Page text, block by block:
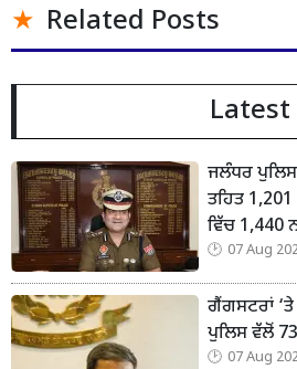
Related Posts
Latest
ਜਲੰਧਰ
ਤਹਿਤ
ਵਿੱਚ 1,440
07 Aug
ਗੈਂਗਸਟਰਾਂ ‘ਤੇ
ਪੁਲਿਸ ਵੱਲੋਂ
07 Aug